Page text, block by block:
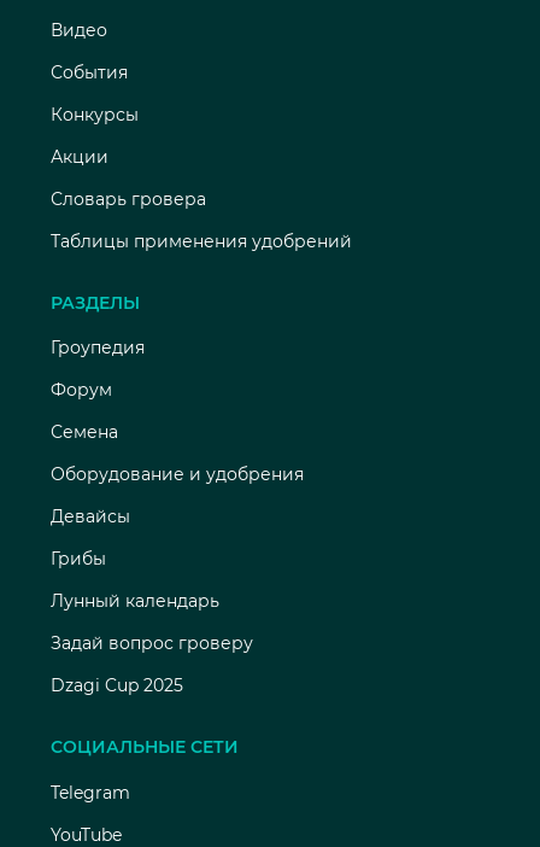
Видео
События
Конкурсы
Акции
Словарь гровера
Таблицы применения удобрений
РАЗДЕЛЫ
Гроупедия
Форум
Семена
Оборудование и удобрения
Девайсы
Грибы
Лунный календарь
Задай вопрос гроверу
Dzagi Cup 2025
СОЦИАЛЬНЫЕ СЕТИ
Telegram
YouTube